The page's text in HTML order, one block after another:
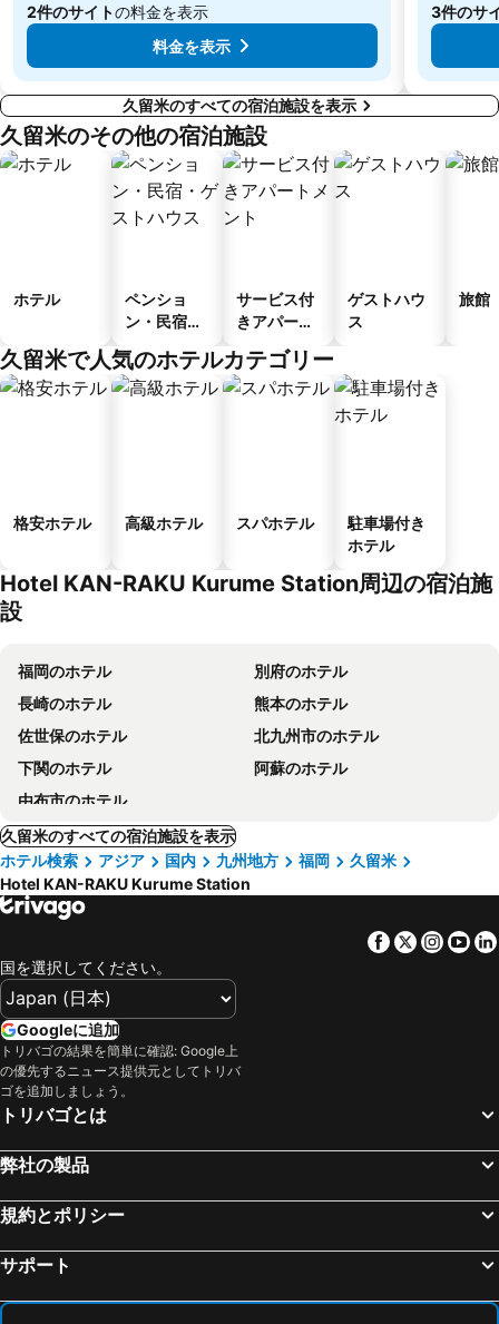
2件のサイトの料金を表示
料金を表示
3件のサ
久留米のすべての宿泊施設を表示
久留米のその他の宿泊施設
ホテル
ペンショ
ン・民宿・
ス
サービス付
きアパート
ゲストハウ
ス
旅館
久留米で人気のホテルカテゴリー
格安ホテル 高級ホテル スパホテル
駐車場付き
ホテル
Hotel KAN-RAKU Kurume Station周辺の宿泊施
設
福岡のホテル
別府のホテル
長崎のホテル
熊本のホテル
佐世保のホテル
北九州市のホテル
下関のホテル
阿蘇のホテル
由布市のホテル
久留米のすべての宿泊施設を表示
ホテル検索
アジア 国内 九州地方 福岡
久留米
Hotel KAN-RAKU Kurume Station
Facebook
Twitter
国を選択してください。
Googleに追加
トリバゴの結果を簡単に確認: Google上
の優先するニュース提供元としてトリバ
ゴを追加しましょう。
トリバゴとは
弊社の製品
規約とポリシー
サポート